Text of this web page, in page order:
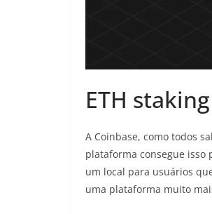
ETH
A Coinbase, como todos
plataforma consegue isso
um local para usuários
uma plataforma muito